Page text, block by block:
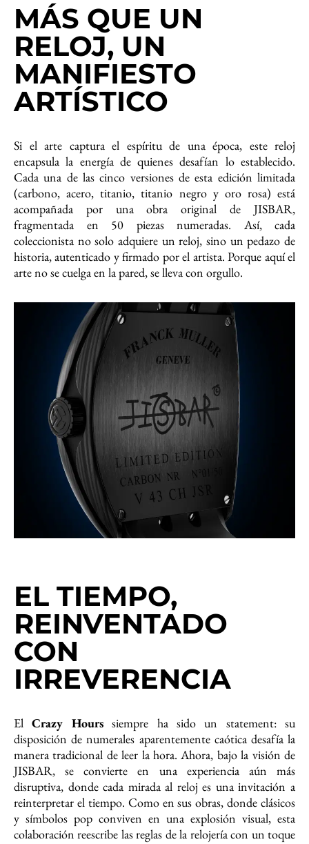
MÁS QUE UN
RELOJ, UN
MANIFIESTO
ARTÍSTICO
Si el arte captura el espíritu de una época, este reloj
encapsula la energía de quienes desafían lo establecido.
Cada una de las cinco versiones de esta edición limitada
(carbono, acero, titanio, titanio negro y oro rosa) está
acompañada por una obra original de JISBAR,
fragmentada en 50 piezas numeradas. Así, cada
coleccionista no solo adquiere un reloj, sino un pedazo de
historia, autenticado y firmado por el artista. Porque aquí el
arte no se cuelga en la pared, se lleva con orgullo.
EL TIEMPO,
REINVENTADO
CON
IRREVERENCIA
ElCrazy Hourssiempre ha sido un statement: su
disposición de numerales aparentemente caótica desafía la
manera tradicional de leer la hora. Ahora, bajo la visión de
JISBAR, se convierte en una experiencia aún más
disruptiva, donde cada mirada al reloj es una invitación a
reinterpretar el tiempo. Como en sus obras, donde clásicos
y símbolos pop conviven en una explosión visual, esta
colaboración reescribe las reglas de la relojería con un toque